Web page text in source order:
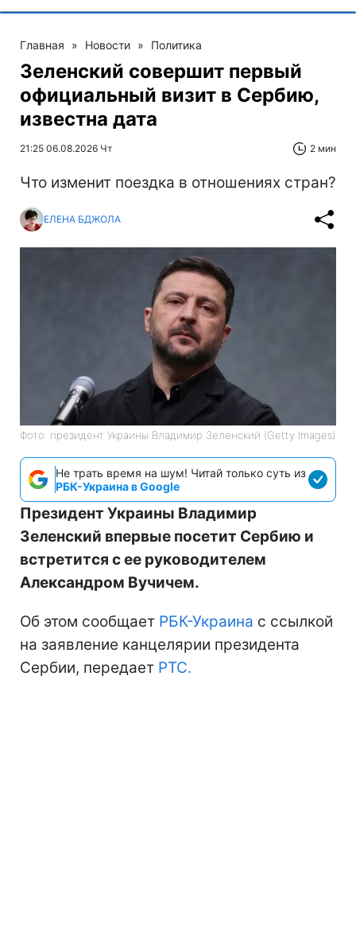
Главная » Новости » Политика
Зеленский совершит первый
официальный визит в Сербию,
известна дата
21:25 06.08.2026 Чт 2 мин
Что изменит поездка в отношениях стран?
ЕЛЕНА БДЖОЛА
Фото: президент Украины Владимир Зеленский (Getty Images)
Не трать время на шум! Читай только суть из
РБК-Украина в Google
Президент Украины Владимир
Зеленский впервые посетит Сербию и
встретится с ее руководителем
Александром Вучичем.
Об этом сообщает РБК-Украина с ссылкой
на заявление канцелярии президента
Сербии, передает РТС.